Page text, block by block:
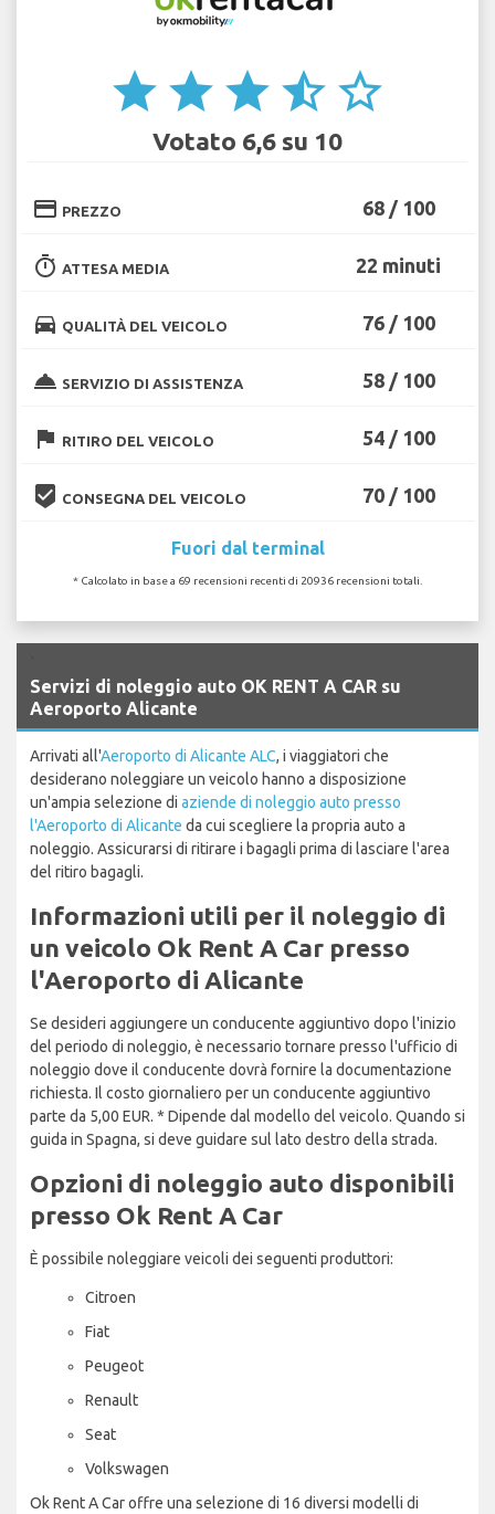
star star star star_half star_border
Votato 6,6 su 10
credit_card PREZZO 68 / 100
timer ATTESA MEDIA 22 minuti
directions_car QUALITÀ DEL VEICOLO 76 / 100
room_service SERVIZIO DI ASSISTENZA 58 / 100
flag RITIRO DEL VEICOLO 54 / 100
beenhere CONSEGNA DEL VEICOLO 70 / 100
Fuori dal terminal
* Calcolato in base a 69 recensioni recenti di 20936 recensioni totali.
Servizi di noleggio auto OK RENT A CAR su
Aeroporto Alicante
Arrivati all'Aeroporto di Alicante ALC, i viaggiatori che
desiderano noleggiare un veicolo hanno a disposizione
un'ampia selezione di aziende di noleggio auto presso
l'Aeroporto di Alicante da cui scegliere la propria auto a
noleggio. Assicurarsi di ritirare i bagagli prima di lasciare l'area
del ritiro bagagli.
Informazioni utili per il noleggio di
un veicolo Ok Rent A Car presso
l'Aeroporto di Alicante
Se desideri aggiungere un conducente aggiuntivo dopo l'inizio
del periodo di noleggio, è necessario tornare presso l'ufficio di
noleggio dove il conducente dovrà fornire la documentazione
richiesta. Il costo giornaliero per un conducente aggiuntivo
parte da 5,00 EUR. * Dipende dal modello del veicolo. Quando si
guida in Spagna, si deve guidare sul lato destro della strada.
Opzioni di noleggio auto disponibili
presso Ok Rent A Car
È possibile noleggiare veicoli dei seguenti produttori:
Citroen
Fiat
Peugeot
Renault
Seat
Volkswagen
Ok Rent A Car offre una selezione di 16 diversi modelli di